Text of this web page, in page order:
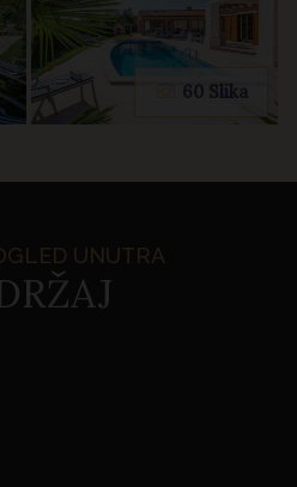
60 Slika
UNUTRA